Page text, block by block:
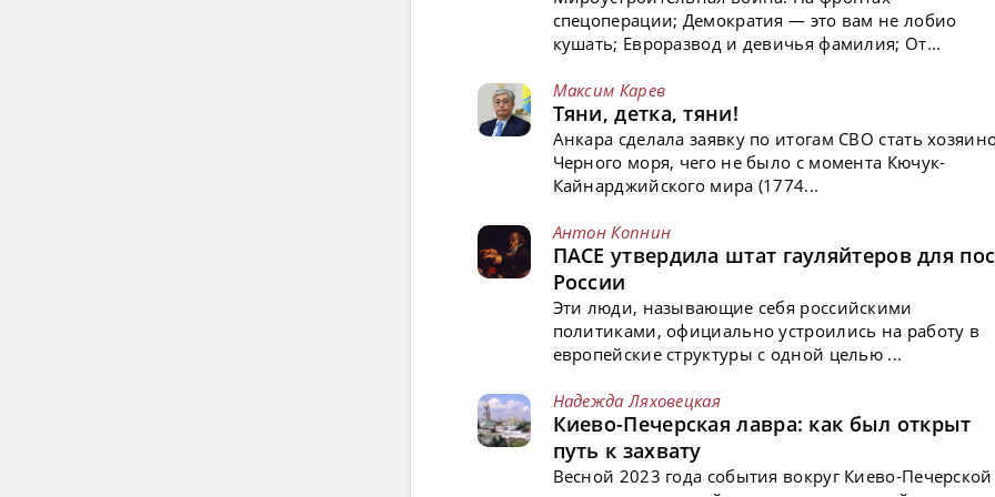
спецоперации; Демократия — это вам не лобио
кушать; Евроразвод и девичья фамилия; От...
Максим Карев
Тяни, детка, тяни!
Анкара сделала заявку по итогам СВО стать
Черного моря, чего не было с момента Кючук-
Кайнарджийского мира (1774...
Антон Копнин
ПАСЕ утвердила штат гауляйтеров для
России
Эти люди, называющие себя российскими
политиками, официально устроились на работу в
европейские структуры с одной целью ...
Надежда Ляховецкая
Киево-Печерская лавра: как был открыт
путь к захвату
Весной 2023 года события вокруг Киево-Печерской